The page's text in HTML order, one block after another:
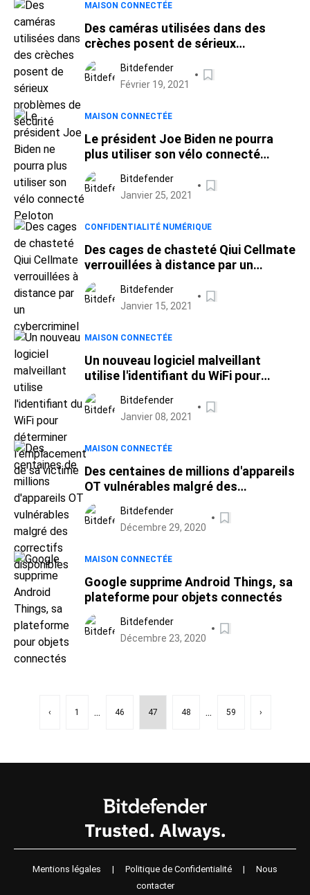
MAISON CONNECTÉE
Des caméras utilisées dans des
crèches posent de sérieux
problèmes de sécurité
Bitdefender
Février 19, 2021
MAISON CONNECTÉE
Le président Joe Biden ne pourra
plus utiliser son vélo connecté
Peloton
Bitdefender
Janvier 25, 2021
CONFIDENTIALITÉ NUMÉRIQUE
Des cages de chasteté Qiui Cellmate
verrouillées à distance par un
cybercriminel
Bitdefender
Janvier 15, 2021
MAISON CONNECTÉE
Un nouveau logiciel malveillant
utilise l'identifiant du WiFi pour
déterminer l'emplacement de sa
victimeBitdefender
Janvier 08, 2021
MAISON CONNECTÉE
Des centaines de millions d'appareils
OT vulnérables malgré des
correctifs disponibles
Bitdefender
Décembre 29, 2020
MAISON CONNECTÉE
Google supprime Android Things, sa
plateforme pour objets connectés
Bitdefender
Décembre 23, 2020
‹ 1 ... 46 47 48 ... 59 ›
Mentions légales | Politique de Confidentialité |
Nous
contacter